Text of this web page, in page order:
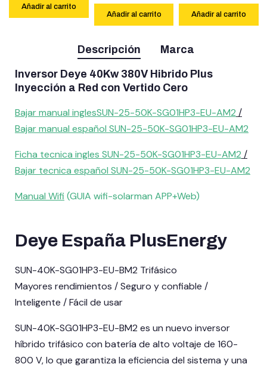
Añadir al carrito
Añadir al carrito Añadir al carrito
Descripción Marca
Inversor Deye 40Kw 380V Hibrido Plus
Inyección a Red con Vertido Cero
Bajar manual inglesSUN-25-50K-SG01HP3-EU-AM2 /
Bajar manual español SUN-25-50K-SG01HP3-EU-AM2
Ficha tecnica ingles SUN-25-50K-SG01HP3-EU-AM2 /
Bajar tecnica español SUN-25-50K-SG01HP3-EU-AM2
Manual Wifi (GUIA wifi-solarman APP+Web)
Deye España PlusEnergy
SUN-40K-SG01HP3-EU-BM2 Trifásico
Mayores rendimientos / Seguro y confiable /
Inteligente / Fácil de usar
SUN-40K-SG01HP3-EU-BM2 es un nuevo inversor
híbrido trifásico con batería de alto voltaje de 160-
800 V, lo que garantiza la eficiencia del sistema y una